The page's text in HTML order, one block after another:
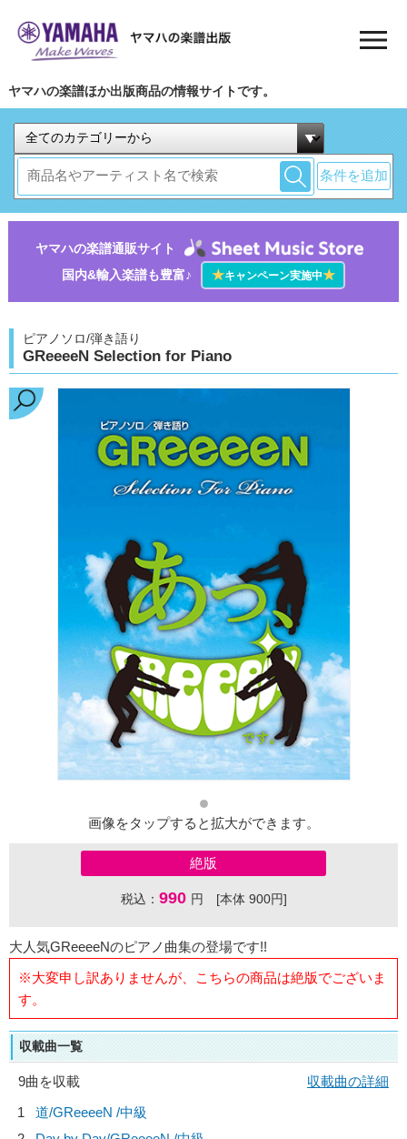
ヤマハの楽譜ほか出版商品の情報サイトです。
条件を追加
ヤマハの楽譜通販サイト
国内&輸入楽譜も豊富♪
★キャンペーン実施中★
ピアノソロ/弾き語り
GReeeeN Selection for Piano
画像をタップすると拡大ができます。
絶版
税込： 990 円 [本体 900円]
大人気GReeeeNのピアノ曲集の登場です!!
※大変申し訳ありませんが、こちらの商品は絶版でございま
す。
収載曲一覧
9曲を収載
収載曲の詳細
1
道/GReeeeN /中級